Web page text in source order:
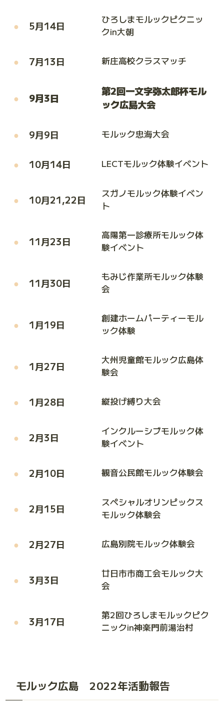
5月14日
ひろしまモルックピクニッ
クin大朝
7月13日 新庄高校クラスマッチ
9月3日
第2回一文字弥太郎杯モル
ック広島大会
9月9日 モルック忠海大会
10月14日 LECTモルック体験イベント
10月21,22日
スガノモルック体験イベン
ト
11月23日
高陽第一診療所モルック体
験イベント
11月30日
もみじ作業所モルック体験
会
1月19日
創建ホームパーティーモル
ック体験
1月27日
大州児童館モルック広島体
験会
1月28日 縦投げ縛り大会
2月3日
インクルーシブモルック体
験イベント
2月10日 観音公民館モルック体験会
2月15日
スペシャルオリンピックス
モルック体験会
2月27日 広島別院モルック体験会
3月3日
廿日市市商工会モルック大
会
3月17日
第2回ひろしまモルックピク
ニックin神楽門前湯治村
モルック広島 2022年活動報告